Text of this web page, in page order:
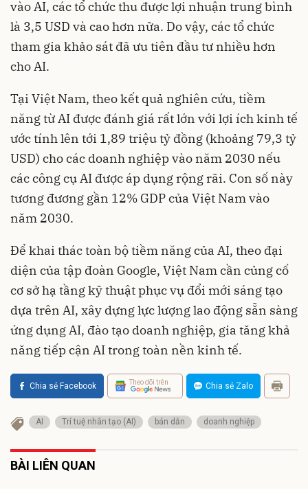
vào AI, các tổ chức thu được lợi nhuận trung bình
là 3,5 USD và cao hơn nữa. Do vậy, các tổ chức
tham gia khảo sát đã ưu tiên đầu tư nhiều hơn
cho AI.
Tại Việt Nam, theo kết quả nghiên cứu, tiềm
năng từ AI được đánh giá rất lớn với lợi ích kinh tế
ước tính lên tới 1,89 triệu tỷ đồng (khoảng 79,3 tỷ
USD) cho các doanh nghiệp vào năm 2030 nếu
các công cụ AI được áp dụng rộng rãi. Con số này
tương đương gần 12% GDP của Việt Nam vào
năm 2030.
Để khai thác toàn bộ tiềm năng của AI, theo đại
diện của tập đoàn Google, Việt Nam cần củng cố
cơ sở hạ tầng kỹ thuật phục vụ đổi mới sáng tạo
dựa trên AI, xây dựng lực lượng lao động sẵn sàng
ứng dụng AI, đào tạo doanh nghiệp, gia tăng khả
năng tiếp cận AI trong toàn nền kinh tế.
Chia sẻ Facebook Theo dõi trên Chia sẻ Zalo
AI Trí tuệ nhân tạo (AI) bán dẫn doanh nghiệp
BÀI LIÊN QUAN